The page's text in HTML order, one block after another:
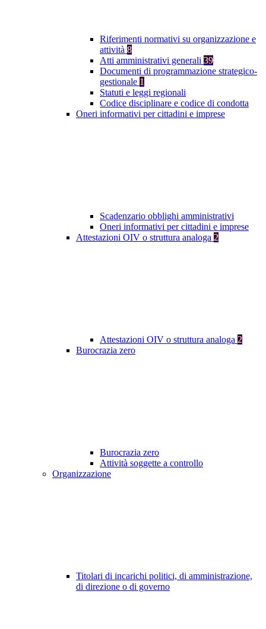
Riferimenti normativi su organizzazione e
attività 8
Atti amministrativi generali 39
Documenti di programmazione strategico-
gestionale 1
Statuti e leggi regionali
Codice disciplinare e codice di condotta
Oneri informativi per cittadini e imprese
Scadenzario obblighi amministrativi
Oneri informativi per cittadini e imprese
Attestazioni OIV o struttura analoga 2
Attestazioni OIV o struttura analoga 2
Burocrazia zero
Burocrazia zero
Attività soggette a controllo
Organizzazione
Titolari di incarichi politici, di amministrazione,
di direzione o di governo